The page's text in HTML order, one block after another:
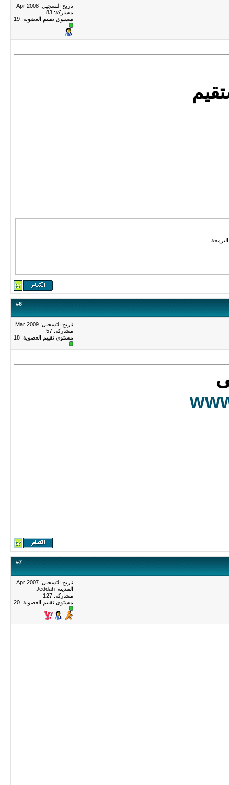
تاريخ التسجيل: Apr 2008
مشاركة: 83
مستوى تقييم العضوية: 19
#6
تاريخ التسجيل: Mar 2009
مشاركة: 57
مستوى تقييم العضوية: 18
#7
تاريخ التسجيل: Apr 2007
المدينة: Jeddah
مشاركة: 127
مستوى تقييم العضوية: 20